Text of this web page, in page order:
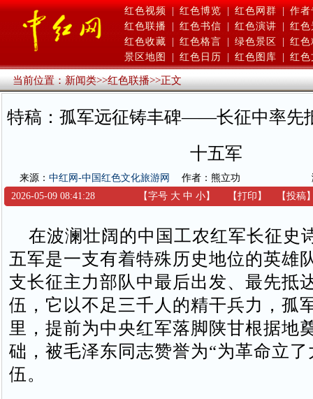
红色视频 | 红色博览 | 红色网群 | 作者
红色联播
红色书信 红色演讲
红色
红色收藏
红色格言 绿色景区
红色
景区地图
红色日历 红色图库 红色
当前位置：新闻类>>红色联播>>正文
特稿：孤军远征铸丰碑——长征中率先
十五军
来源： 中红网-中国红色文化旅游网 作者：熊立功
2026-05-09 08:41:28
【字号 大 中 小】 【打印 】 【投稿
在波澜壮阔的中国工农红军长征史
五军是一支有着特殊历史地位的英雄
支长征主力部队中最后出发、最先抵
伍，它以不足三千人的精干兵力，孤
里，提前为中央红军落脚陕甘根据地
础，被毛泽东同志赞誉为“为革命立了
伍。